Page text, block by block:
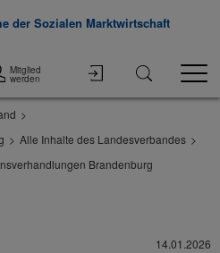
der Sozialen Marktwirtschaft
Mitglied
werden
Alle Inhalte des Landesverbandes
Brandenburg
14.01.2026